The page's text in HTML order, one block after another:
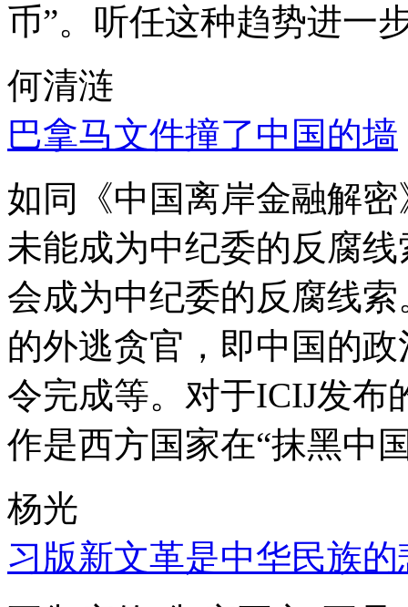
币”。听任这种趋势进一
何清涟
巴拿马文件撞了中国的墙
如同《中国离岸金融解
未能成为中纪委的反腐
会成为中纪委的反腐线
的外逃贪官，即中国的
令完成等。对于ICIJ发布
作是西方国家在“抹黑中
杨光
习版新文革是中华民族的